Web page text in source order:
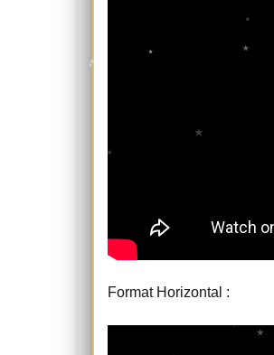
Format Horizontal :